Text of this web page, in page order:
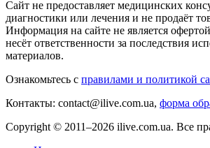
Сайт не предоставляет медицинских
диагностики или лечения и не продаёт
Информация на сайте не является
несёт ответственности за последствия
материалов.
Ознакомьтесь с правилами и политикой
Контакты: contact@ilive.com.ua, форма
Copyright © 2011–2026 ilive.com.ua. Все